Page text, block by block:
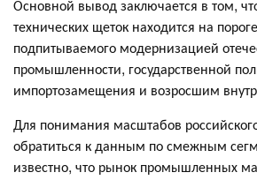
Основной вывод заключается в том,
технических щеток находится на
подпитываемого модернизацией
промышленности, государственной
импортозамещения и возросшим
Для понимания масштабов
обратиться к данным по смежным
известно, что рынок промышленных